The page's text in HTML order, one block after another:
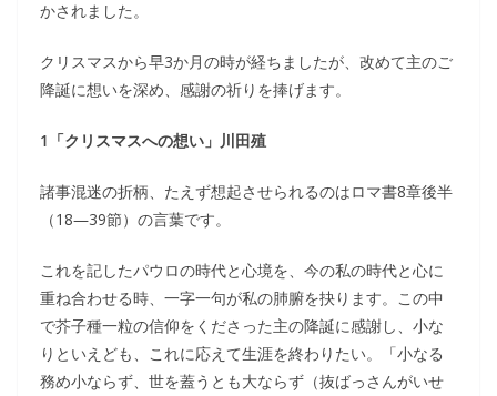
かされました。
クリスマスから早3か月の時が経ちましたが、改めて主のご
降誕に想いを深め、感謝の祈りを捧げます。
1「クリスマスへの想い」川田殖
諸事混迷の折柄、たえず想起させられるのはロマ書8章後半
（18―39節）の言葉です。
これを記したパウロの時代と心境を、今の私の時代と心に
重ね合わせる時、一字一句が私の肺腑を抉ります。この中
で芥子種一粒の信仰をくださった主の降誕に感謝し、小な
りといえども、これに応えて生涯を終わりたい。「小なる
務め小ならず、世を蓋うとも大ならず（抜ばっさんがいせ